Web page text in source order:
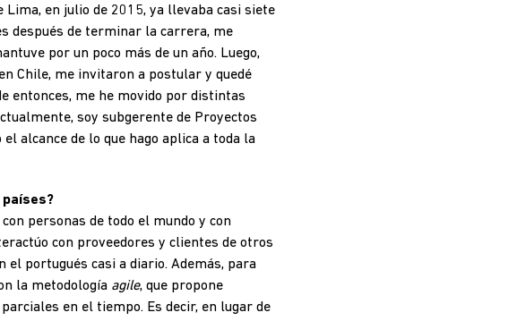
en julio de 2015, ya llevaba casi siete
después de terminar la carrera, me
por un poco más de un año. Luego,
Chile, me invitaron a postular y quedé
entonces, me he movido por distintas
soy subgerente de Proyectos
alcance de lo que hago aplica a toda la
personas de todo el mundo y con
con proveedores y clientes de otros
portugués casi a diario. Además, para
la metodología agile, que propone
en el tiempo. Es decir, en lugar de